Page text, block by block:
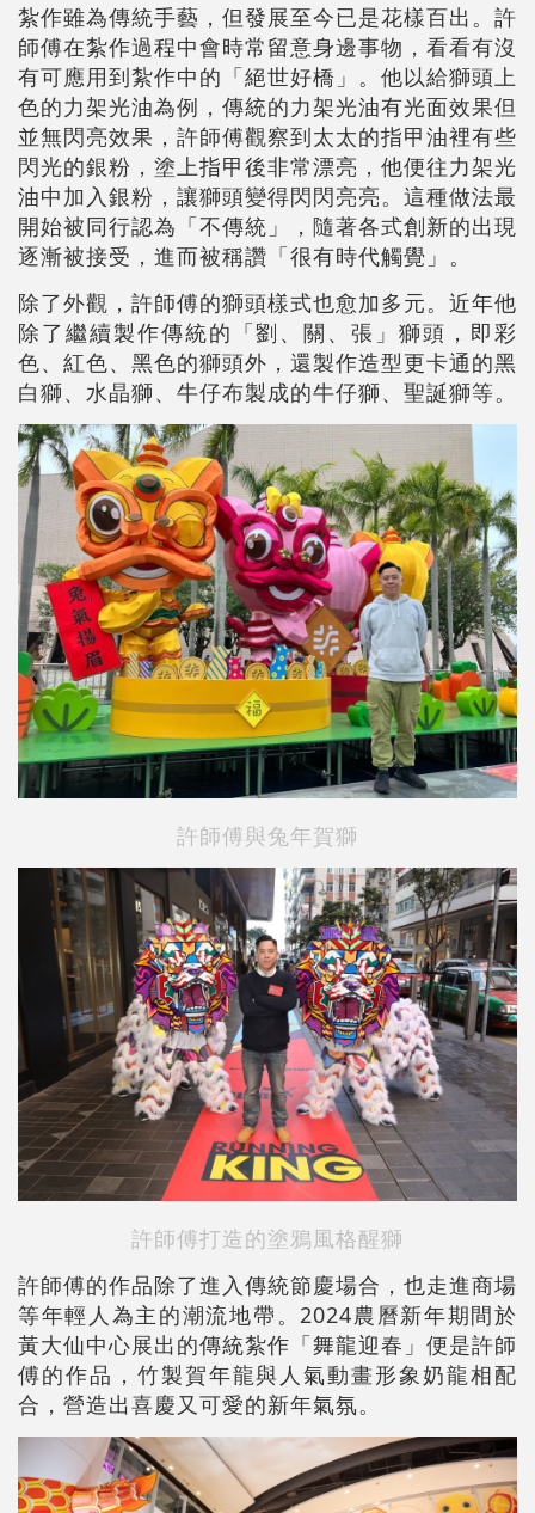
紮作雖為傳統手藝，但發展至今已是花樣百出。許
師傅在紮作過程中會時常留意身邊事物，看看有沒
有可應用到紮作中的「絕世好橋」。他以給獅頭上
色的力架光油為例，傳統的力架光油有光面效果但
並無閃亮效果，許師傅觀察到太太的指甲油裡有些
閃光的銀粉，塗上指甲後非常漂亮，他便往力架光
油中加入銀粉，讓獅頭變得閃閃亮亮。這種做法最
開始被同行認為「不傳統」，隨著各式創新的出現
逐漸被接受，進而被稱讚「很有時代觸覺」。
除了外觀，許師傅的獅頭樣式也愈加多元。近年他
除了繼續製作傳統的「劉、關、張」獅頭，即彩
色、紅色、黑色的獅頭外，還製作造型更卡通的黑
白獅、水晶獅、牛仔布製成的牛仔獅、聖誕獅等。
許師傅與兔年賀獅
許師傅打造的塗鴉風格醒獅
許師傅的作品除了進入傳統節慶場合，也走進商場
等年輕人為主的潮流地帶。2024農曆新年期間於
黃大仙中心展出的傳統紮作「舞龍迎春」便是許師
傅的作品，竹製賀年龍與人氣動畫形象奶龍相配
合，營造出喜慶又可愛的新年氣氛。